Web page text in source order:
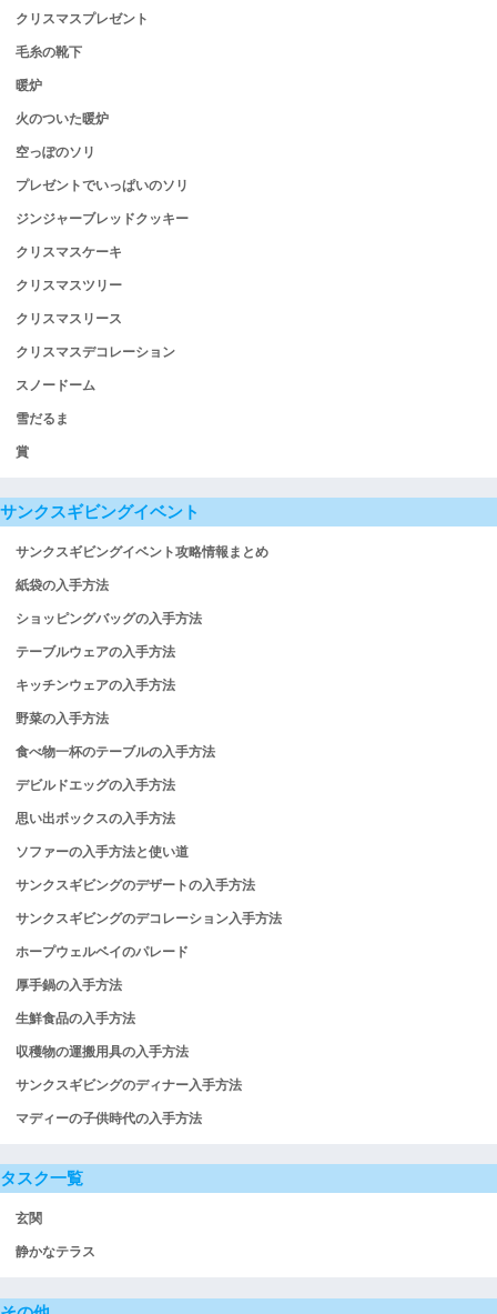
クリスマスプレゼント
毛糸の靴下
暖炉
火のついた暖炉
空っぽのソリ
プレゼントでいっぱいのソリ
ジンジャーブレッドクッキー
クリスマスケーキ
クリスマスツリー
クリスマスリース
クリスマスデコレーション
スノードーム
雪だるま
賞
サンクスギビングイベント
サンクスギビングイベント攻略情報まとめ
紙袋の入手方法
ショッピングバッグの入手方法
テーブルウェアの入手方法
キッチンウェアの入手方法
野菜の入手方法
食べ物一杯のテーブルの入手方法
デビルドエッグの入手方法
思い出ボックスの入手方法
ソファーの入手方法と使い道
サンクスギビングのデザートの入手方法
サンクスギビングのデコレーション入手方法
ホープウェルベイのパレード
厚手鍋の入手方法
生鮮食品の入手方法
収穫物の運搬用具の入手方法
サンクスギビングのディナー入手方法
マディーの子供時代の入手方法
タスク一覧
玄関
静かなテラス